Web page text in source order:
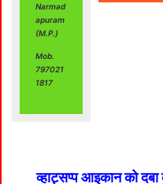
Narmad
apuram
(M.P.)
Mob.
797021
1817
व्हाट्सप्प आइकान को